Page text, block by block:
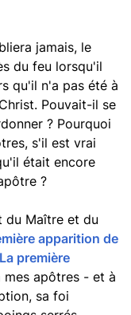
jamais, le
du feu lorsqu'il
qu'il n'a pas été à
Pouvait-il se
? Pourquoi
s'il est vrai
était encore
?
du Maître et du
apparition de
La première
mes apôtres - et à
sa foi